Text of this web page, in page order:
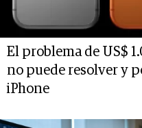
El problema de US$
no puede resolver y
iPhone